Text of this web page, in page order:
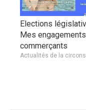
Elections
Mes
commerçants
Actualités de la